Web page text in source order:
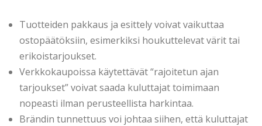
Tuotteiden pakkaus ja esittely voivat vaikuttaa
ostopäätöksiin, esimerkiksi houkuttelevat värit tai
erikoistarjoukset.
Verkkokaupoissa käytettävät “rajoitetun ajan
tarjoukset” voivat saada kuluttajat toimimaan
nopeasti ilman perusteellista harkintaa.
Brändin tunnettuus voi johtaa siihen, että kuluttajat